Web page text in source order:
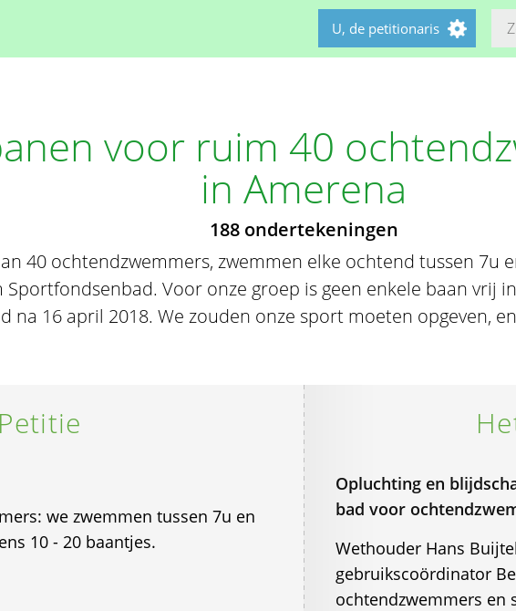
U, de petitionaris
voor ruim 40
in Amerena
188 ondertekeningen
40 ochtendzwemmers, zwemmen elke ochtend tussen 7u
Sportfondsenbad. Voor onze groep is geen enkele baan vrij
na 16 april 2018. We zouden onze sport moeten opgeven,
Petitie
we zwemmen tussen 7u en
10 - 20 baantjes.
Opluchting en
bad voor
Wethouder Hans
gebruikscoördinator
ochtendzwemmers en